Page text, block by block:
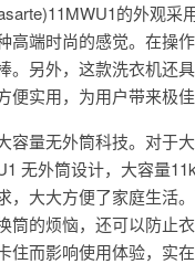
的外观采
高端时尚的感觉。在操
。另外，这款洗衣机还
实用，为用户带来极佳
量无外筒科技。对于
无外筒设计，大容量
，大大方便了家庭生活
筒的烦恼，还可以防止
而影响使用体验，实